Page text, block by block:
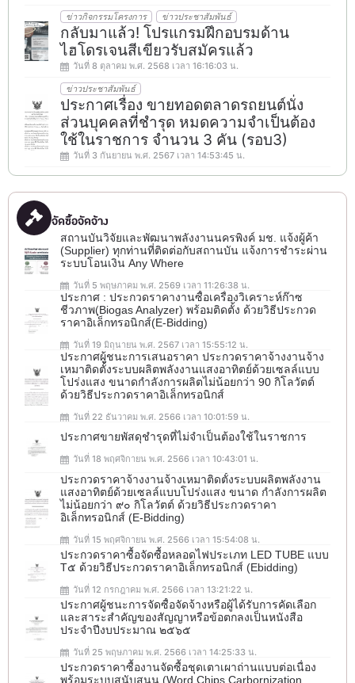
ข่าวกิจกรรมโครงการ ข่าวประชาสัมพันธ์
กลับมาแล้ว! โปรแกรมฝึกอบรมด้าน
ไฮโดรเจนสีเขียวรับสมัครแล้ว
วันที่ 8 ตุลาคม พ.ศ. 2568 เวลา 16:16:03 น.
ข่าวประชาสัมพันธ์
ประกาศเรื่อง ขายทอดตลาดรถยนต์นั่ง
ส่วนบุคคลที่ชำรุด หมดความจำเป็นต้อง
ใช้ในราชการ จำนวน 3 คัน (รอบ3)
วันที่ 3 กันยายน พ.ศ. 2567 เวลา 14:53:45 น.
จัดซื้อจัดจ้าง
สถานบันวิจัยและพัฒนาพลังงานนครพิงค์ มช. แจ้งผู้ค้า
(Supplier) ทุกท่านที่ติดต่อกับสถานบัน แจ้งการชำระผ่าน
ระบบโอนเงิน Any Where
วันที่ 5 พฤษภาคม พ.ศ. 2569 เวลา 11:26:38 น.
ประกาศ : ประกวดราคางานซื้อเครื่องวิเคราะห์ก๊าซ
ชีวภาพ(ฺBiogas Analyzer) พร้อมติดตั้ง ด้วยวิธีประกวด
ราคาอิเล็กทรอนิกส์(e-Bidding)
วันที่ 19 มิถุนายน พ.ศ. 2567 เวลา 15:55:12 น.
ประกาศผู้ชนะการเสนอราคา ประกวดราคาจ้างงานจ้าง
เหมาติดตั้งระบบผลิตพลังงานแสงอาทิตย์ด้วยเซลล์แบบ
โปร่งแสง ขนาดกำลังการผลิตไม่น้อยกว่า 90 กิโลวัตต์
ด้วยวิธีประกวดราคาอิเล็กทรอนิกส์
วันที่ 22 ธันวาคม พ.ศ. 2566 เวลา 10:01:59 น.
ประกาศขายพัสดุชำรุดที่ไม่จำเป็นต้องใช้ในราชการ
วันที่ 18 พฤศจิกายน พ.ศ. 2566 เวลา 10:43:01 น.
ประกวดราคาจ้างงานจ้างเหมาติดตั้งระบบผลิตพลังงาน
แสงอาทิตย์ด้วยเซลล์แบบโปร่งแสง ขนาด กำลังการผลิต
ไม่น้อยกว่า ๙๐ กิโลวัตต์ ด้วยวิธีประกวดราคา
อิเล็กทรอนิกส์ (e-Bidding)
วันที่ 15 พฤศจิกายน พ.ศ. 2566 เวลา 15:54:08 น.
ประกวดราคาซื้อจัดซื้อหลอดไฟประเภท LED TUBE แบบ
T๕ ด้วยวิธีประกวดราคาอิเล็กทรอนิกส์ (ebidding)
วันที่ 12 กรกฎาคม พ.ศ. 2566 เวลา 13:21:22 น.
ประกาศผู้ชนะการจัดซื้อจัดจ้างหรือผู้ได้รับการคัดเลือก
และสาระสำคัญของสัญญาหรือข้อตกลงเป็นหนังสือ
ประจำปีงบประมาณ ๒๕๖๕
วันที่ 25 พฤษภาคม พ.ศ. 2566 เวลา 14:25:33 น.
ประกวดราคาซื้องานจัดซื้อชุดเตาเผาถ่านแบบต่อเนื่อง
พร้อมระบบสนับสนุน (Word Chips Carbornization